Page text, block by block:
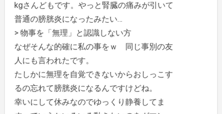
kgさんどもです。やっと腎臓の痛みが引いて
普通の膀胱炎になったみたい…
> 物事を「無理」と認識しない方
なぜそんな的確に私の事をｗ 同じ事別の友
人にも言われたです。
たしかに無理を自覚できないからおしっこす
るの忘れて膀胱炎になるんですけどね。
幸いにして休みなのでゆっくり静養してま